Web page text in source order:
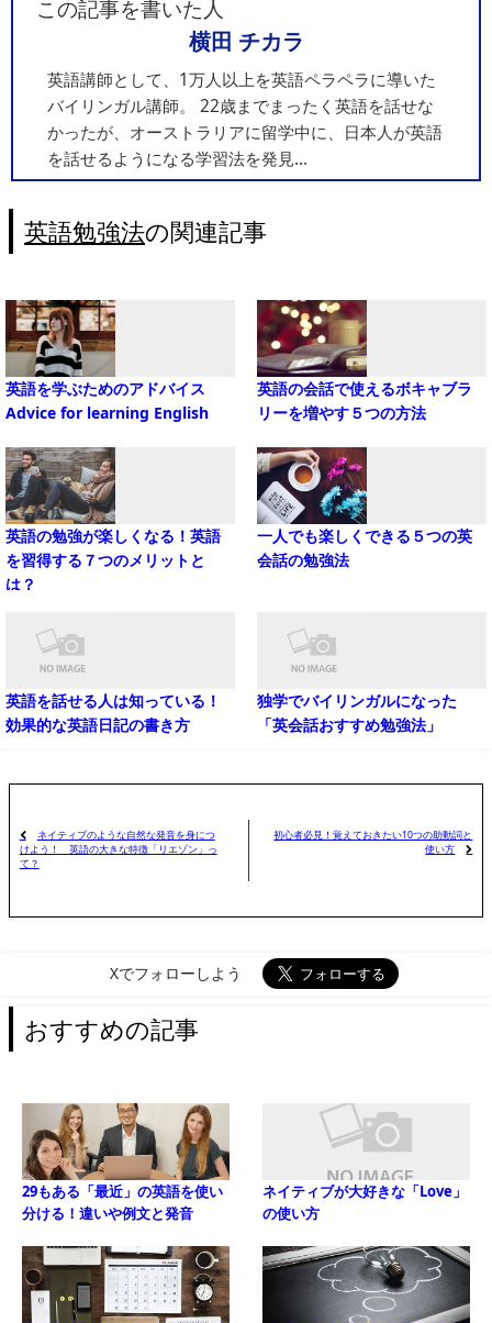
この記事を書いた人
横田 チカラ
英語講師として、1万人以上を英語ペラペラに導いた
バイリンガル講師。 22歳までまったく英語を話せな
かったが、オーストラリアに留学中に、日本人が英語
を話せるようになる学習法を発見...
英語勉強法の関連記事
英語を学ぶためのアドバイス
Advice for learning English
英語の会話で使えるボキャブラ
リーを増やす５つの方法
英語の勉強が楽しくなる！英語
を習得する７つのメリットと
は？
一人でも楽しくできる５つの英
会話の勉強法
英語を話せる人は知っている！
効果的な英語日記の書き方
独学でバイリンガルになった
「英会話おすすめ勉強法」
ネイティブのような自然な発音を身につ
けよう！ 英語の大きな特徴「リエゾン」っ
て？
初心者必見！覚えておきたい10つの助動詞と
使い方
Xでフォローしよう
おすすめの記事
29もある「最近」の英語を使い
分ける！違いや例文と発音
ネイティブが大好きな「Love」
の使い方